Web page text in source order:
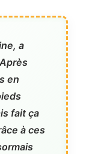
a
en
fait ça
à ces